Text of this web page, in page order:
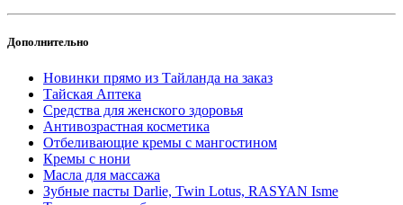
Дополнительно
Новинки прямо из Тайланда на заказ
Тайская Аптека
Средства для женского здоровья
Антивозрастная косметика
Отбеливающие кремы с мангостином
Кремы с нони
Масла для массажа
Зубные пасты Darlie, Twin Lotus, RASYAN Isme